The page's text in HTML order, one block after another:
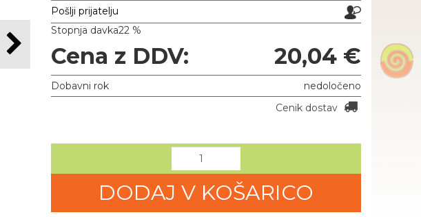
Pošlji prijatelju
Stopnja davka22 %
Cena z DDV: 20,04 €
Dobavni rok
nedoločeno
Cenik dostav
DODAJ V KOŠARICO